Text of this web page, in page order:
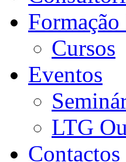
Formação
Cursos
Eventos
LTG
Contactos